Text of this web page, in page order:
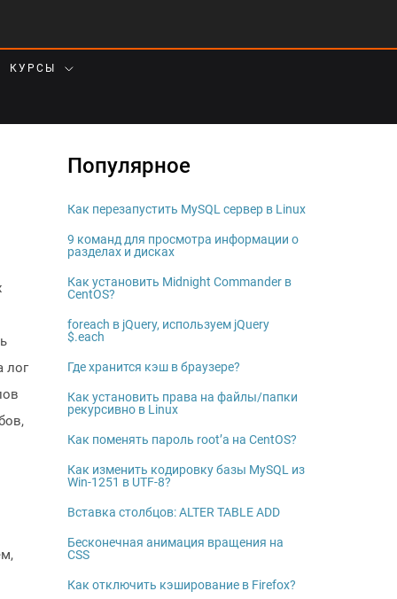
КУРСЫ
лог
Популярное
Как перезапустить MySQL сервер в Linux
9 команд для просмотра информации о
разделах и дисках
Как установить Midnight Commander в
CentOS?
foreach в jQuery, используем jQuery
$.each
Где хранится кэш в браузере?
Как установить права на файлы/папки
рекурсивно в Linux
Как поменять пароль root’а на CentOS?
Как изменить кодировку базы MySQL из
Win-1251 в UTF-8?
Вставка столбцов: ALTER TABLE ADD
Бесконечная анимация вращения на
CSS
Как отключить кэширование в Firefox?